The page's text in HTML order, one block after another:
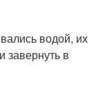
водой, их
завернуть в